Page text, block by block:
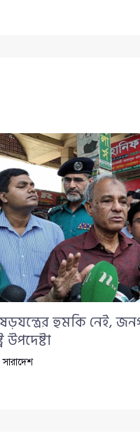
হুমকি নেই,
উপদেষ্টা
সারাদেশ